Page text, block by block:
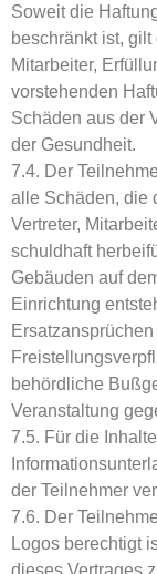
Soweit die
beschränkt ist,
Mitarbeiter,
vorstehenden
Schäden aus der
der Gesundheit.
7.4. Der
alle Schäden, die
Vertreter,
schuldhaft
Gebäuden auf
Einrichtung
behördliche
Veranstaltung
7.5. Für die
der Teilnehmer
7.6. Der
Logos berechtigt
dieses Vertrages